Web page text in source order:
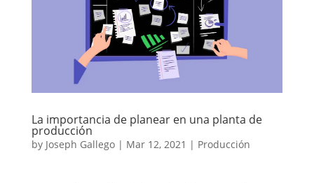
La importancia de planear en una planta de
producción
by Joseph Gallego| Mar 12, 2021 | Producción